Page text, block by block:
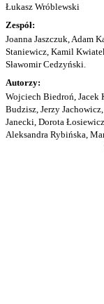
Łukasz Wróblewski
Zespół:
Joanna Jaszczuk, Adam
Staniewicz, Kamil
Sławomir Cedzyński.
Autorzy:
Wojciech Biedroń, Jacek
Budzisz, Jerzy
Janecki, Dorota
Aleksandra Rybińska,